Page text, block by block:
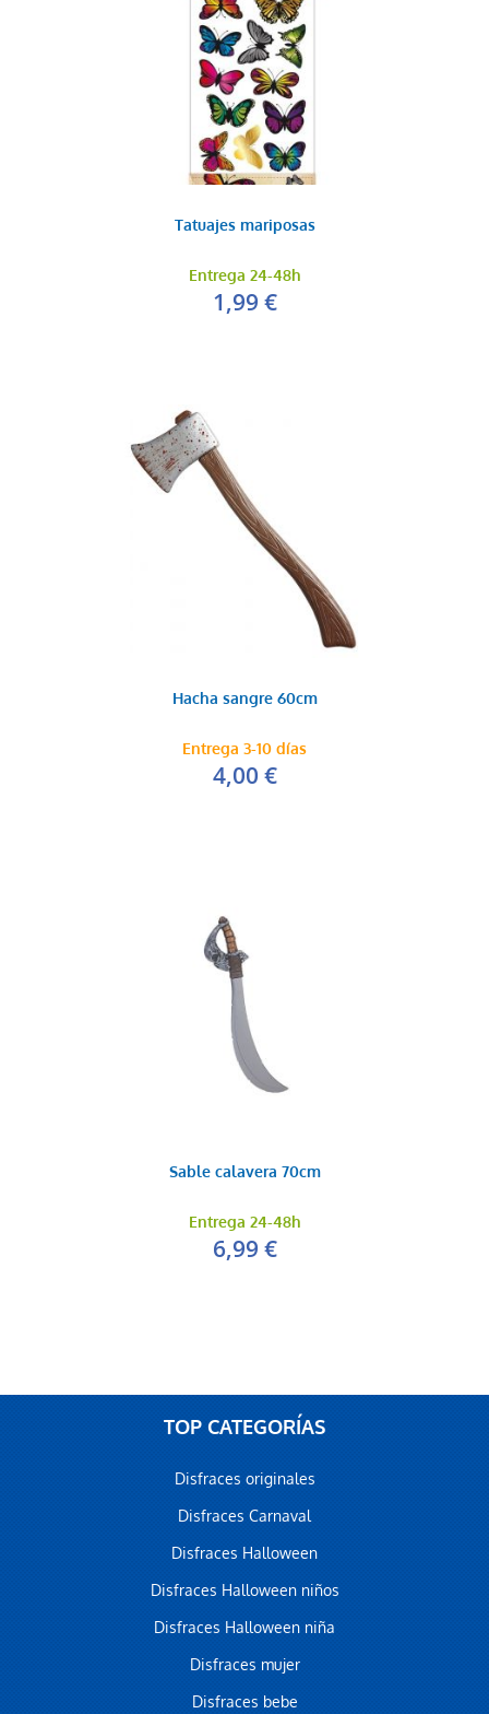
Tatuajes mariposas
Entrega 24-48h
1,99 €
Hacha sangre 60cm
Entrega 3-10 días
4,00 €
Sable calavera 70cm
Entrega 24-48h
6,99 €
TOP CATEGORÍAS
Disfraces originales
Disfraces Carnaval
Disfraces Halloween
Disfraces Halloween niños
Disfraces Halloween niña
Disfraces mujer
Disfraces bebe